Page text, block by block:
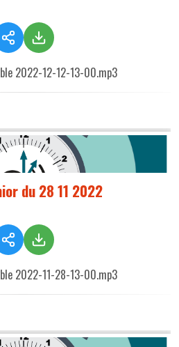
2022-12-12-13-00.mp3
du 28 11 2022
2022-11-28-13-00.mp3